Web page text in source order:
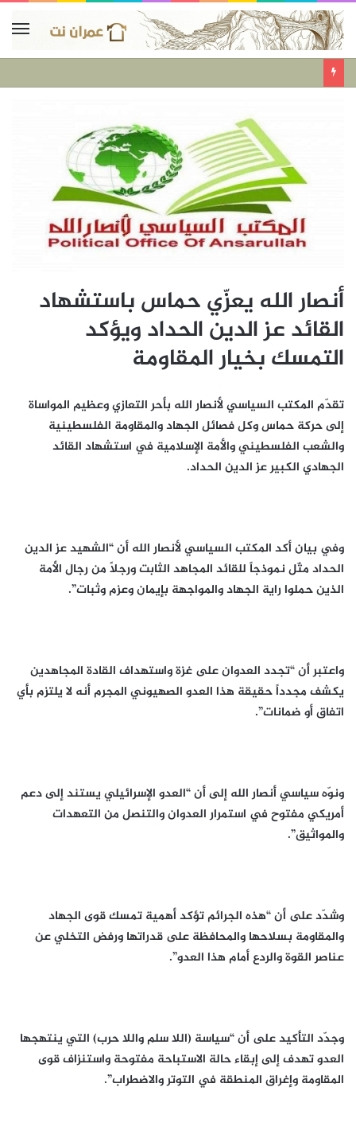
أنصار الله يعزّي حماس باستشهاد
القائد عز الدين الحداد ويؤكد
التمسك بخيار المقاومة
تقدّم المكتب السياسي لأنصار الله بأحر التعازي وعظيم المواساة
إلى حركة حماس وكل فصائل الجهاد والمقاومة الفلسطينية
والشعب الفلسطيني والأمة الإسلامية في استشهاد القائد
الجهادي الكبير عز الدين الحداد.
وفي بيان أكد المكتب السياسي لأنصار الله أن “الشهيد عز الدين
الحداد مثّل نموذجاً للقائد المجاهد الثابت ورجلاً من رجال الأمة
الذين حملوا راية الجهاد والمواجهة بإيمان وعزم وثبات”.
واعتبر أن “تجدد العدوان على غزة واستهداف القادة المجاهدين
يكشف مجدداً حقيقة هذا العدو الصهيوني المجرم أنه لا يلتزم بأي
اتفاق أو ضمانات”.
ونوّه سياسي أنصار الله إلى أن “العدو الإسرائيلي يستند إلى دعم
أمريكي مفتوح في استمرار العدوان والتنصل من التعهدات
والمواثيق”.
وشدّد على أن “هذه الجرائم تؤكد أهمية تمسك قوى الجهاد
والمقاومة بسلاحها والمحافظة على قدراتها ورفض التخلي عن
عناصر القوة والردع أمام هذا العدو”.
وجدّد التأكيد على أن “سياسة (اللا سلم واللا حرب) التي ينتهجها
العدو تهدف إلى إبقاء حالة الاستباحة مفتوحة واستنزاف قوى
المقاومة وإغراق المنطقة في التوتر والاضطراب”.